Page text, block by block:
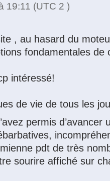
19:11 (UTC 2 )
, au hasard du
fondamentales de
intéressé!
de vie de tous les
permis d’avancer
pdt de très
sourire affiché sur